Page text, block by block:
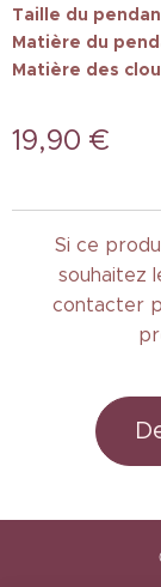
Taille du
Matière du
Matière des
19,90 €
Si ce
souhaitez
contacter